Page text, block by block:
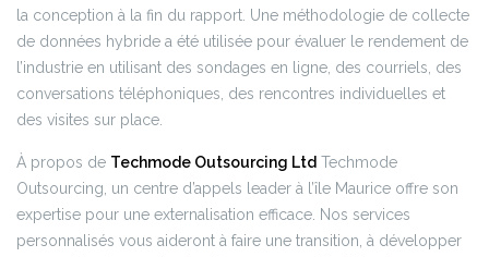
la conception à la fin du rapport. Une méthodologie de collecte
de données hybride a été utilisée pour évaluer le rendement de
l’industrie en utilisant des sondages en ligne, des courriels, des
conversations téléphoniques, des rencontres individuelles et
des visites sur place.
À propos de Techmode Outsourcing Ltd Techmode
Outsourcing, un centre d’appels leader à l’île Maurice offre son
expertise pour une externalisation efficace. Nos services
personnalisés vous aideront à faire une transition, à développer